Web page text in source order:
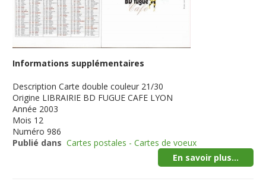
Informations supplémentaires
Description Carte double couleur 21/30
Origine LIBRAIRIE BD FUGUE CAFE LYON
Année 2003
Mois 12
Numéro 986
Publié dans Cartes postales - Cartes de voeux
En savoir plus...